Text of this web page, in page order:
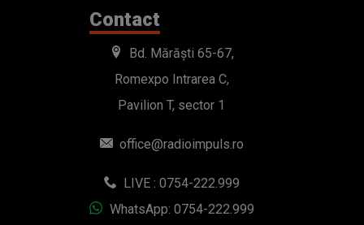
Contact
Bd. Mărăști 65-67,
Romexpo Intrarea C,
Pavilion T, sector 1
office@radioimpuls.ro
LIVE : 0754-222.999
WhatsApp: 0754-222.999